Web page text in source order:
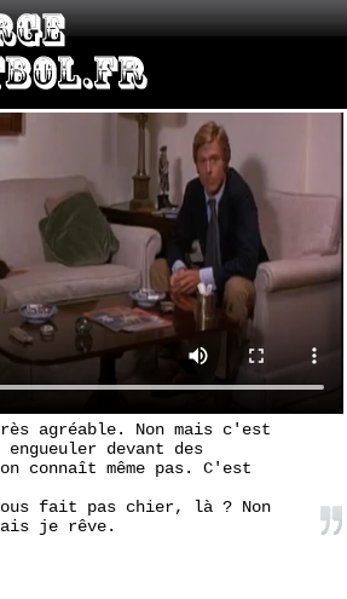
agréable. Non mais c'est
devant des
connaît même pas. C'est
fait pas chier, là ? Non
je rêve.